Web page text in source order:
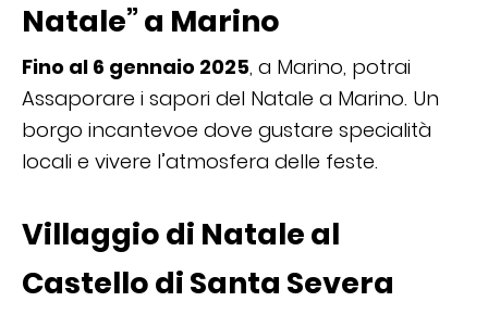
Natale” a Marino
Fino al 6 gennaio 2025, a Marino, potrai
Assaporare i sapori del Natale a Marino. Un
borgo incantevoe dove gustare specialità
locali e vivere l’atmosfera delle feste.
Villaggio di Natale al
Castello di Santa Severa